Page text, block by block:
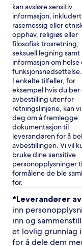
kan avsløre sensitiv
informasjon, inkludert
rasemessig eller
opphav, religiøs eller
filosofisk trosretning,
seksuell legning samt
informasjon om helse
funksjonsnedsettelse.
I enkelte tilfeller, for
eksempel hvis du ber
avbestilling utenfor
retningslinjene, kan
deg om å fremlegge
dokumentasjon til
leverandøren for å
avbestillingen. Vi vil
bruke dine sensitive
personopplysninger
formålene de ble
for.
*Leverandører
inn
inn og
et lovlig grunnlag
for å dele dem